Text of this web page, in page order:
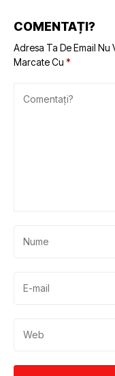
COMENTAȚI?
Adresa Ta De Email Nu
Marcate Cu *